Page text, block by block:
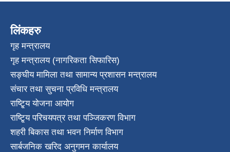
लिंकहरु
गृह मन्त्रालय
गृह मन्त्रालय (नागरिकता सिफारिस)
सङ्घीय मामिला तथा सामान्य प्रशासन मन्त्रालय
संचार तथा सुचना प्रविधि मन्त्रालय
राष्टि्ृय योजना आयोग
राष्टि्ृय परिचयपत्र तथा पञ्जिकरण विभाग
शहरी बिकास तथा भवन निर्माण विभाग
सार्बजनिक खरिद अनुगमन कार्यालय